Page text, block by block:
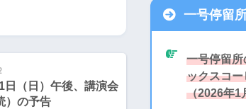
日（日）午後、講演会
）の予告
一号停留
一号停留
ックスコ
（2026年1